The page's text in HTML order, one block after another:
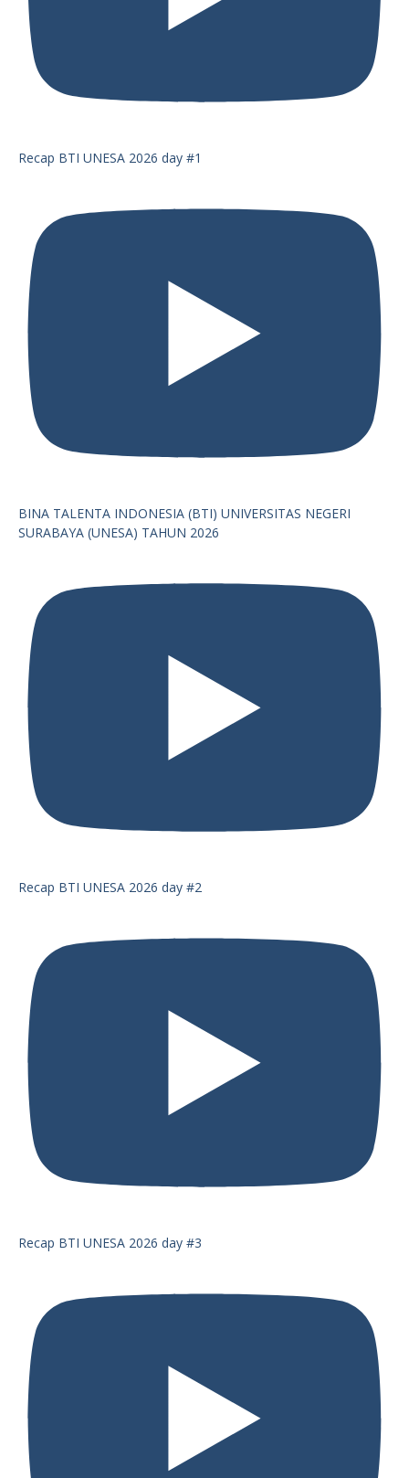
Recap BTI UNESA 2026 day #1
BINA TALENTA INDONESIA (BTI) UNIVERSITAS NEGERI
SURABAYA (UNESA) TAHUN 2026
Recap BTI UNESA 2026 day #2
Recap BTI UNESA 2026 day #3